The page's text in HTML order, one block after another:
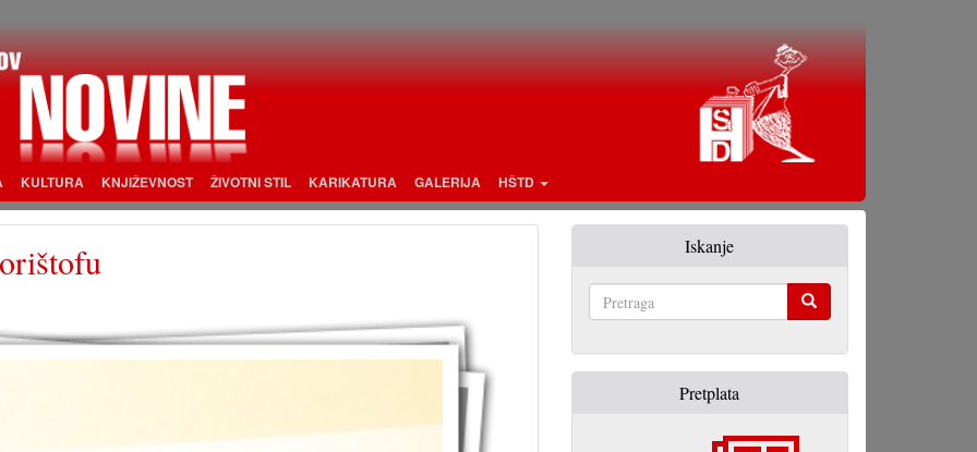
KULTURA KNJIŽEVNOST ŽIVOTNI STIL KARIKATURA GALERIJA HŠTD
Iskanje
Pretplata